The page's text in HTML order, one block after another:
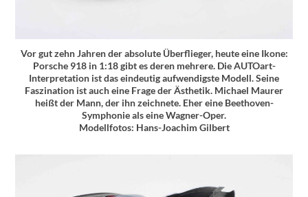
Vor gut zehn Jahren der absolute Überflieger, heute eine Ikone:
Porsche 918 in 1:18 gibt es deren mehrere. Die AUTOart-
Interpretation ist das eindeutig aufwendigste Modell. Seine
Faszination ist auch eine Frage der Ästhetik. Michael Maurer
heißt der Mann, der ihn zeichnete. Eher eine Beethoven-
Symphonie als eine Wagner-Oper.
Modellfotos: Hans-Joachim Gilbert